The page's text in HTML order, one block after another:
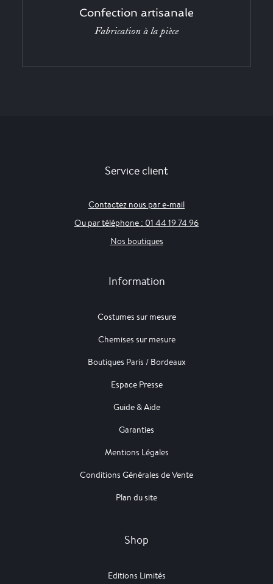
Confection artisanale
Fabrication à la pièce
Service client
Contactez nous par e-mail
Ou par téléphone : 01 44 19 74 96
Nos boutiques
Information
Costumes sur mesure
Chemises sur mesure
Boutiques Paris / Bordeaux
Espace Presse
Guide & Aide
Garanties
Mentions Légales
Conditions Générales de Vente
Plan du site
Shop
Editions Limités